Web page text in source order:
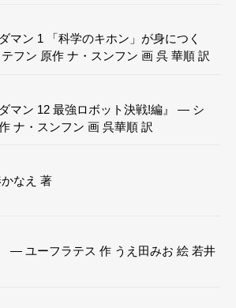
マン 1 「科学のキホン」が身につく
フン 原作 ナ・スンフン 画 呉 華順 訳
ダマン 12 最強ロボット決戦!編』 — シ
ナ・スンフン 画 呉華順 訳
なえ 著
— ユーフラテス 作 うえ田みお 絵 若井